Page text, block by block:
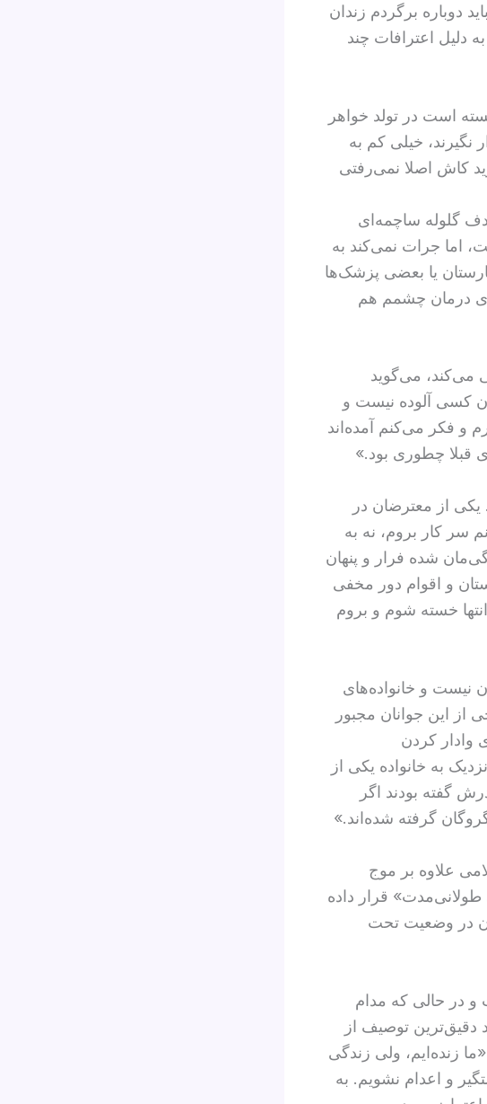
دوباره برگردم زندان
دلیل اعترافات چند
است در تولد خواهر
خیلی کم به
کاش اصلا نمی‌رفتی
نیز که شامگاه ۱۷ دی‌ماه هدف گلوله ساچمه‌ای
اما جرات نمی‌کند به
یا بعضی پزشک‌ها
درمان چشمم هم
می‌کند، می‌گوید
کسی آلوده نیست و
و فکر می‌کنم آمده‌اند
قبلا چطوری بود.»
یکی از معترضان در
سر کار بروم، نه به
شده فرار و پنهان
و اقوام دور مخفی
خسته شوم و بروم
نیست و خانواده‌های
از این جوانان مجبور
وادار کردن
به خانواده یکی از
گفته بودند اگر
گرفته شده‌اند.»
علاوه بر موج
قرار داده
در وضعیت تحت
و در حالی‌ که مدام
دقیق‌ترین توصیف از
زنده‌ایم، ولی زندگی
و اعدام نشویم. به